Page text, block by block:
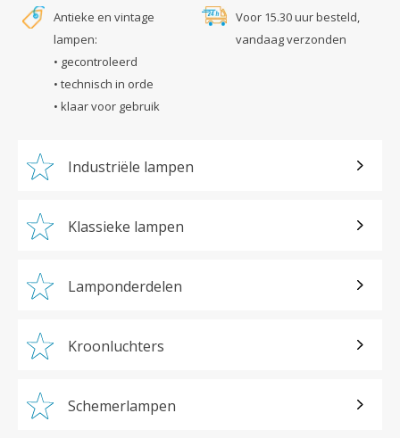
Antieke en vintage
lampen:
• gecontroleerd
• technisch in orde
• klaar voor gebruik
Voor 15.30 uur besteld,
vandaag verzonden
Industriële lampen
Klassieke lampen
Lamponderdelen
Kroonluchters
Schemerlampen